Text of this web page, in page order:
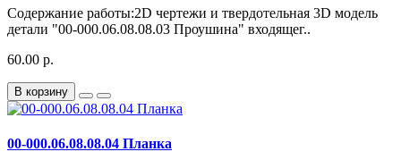
Содержание работы:2D чертежи и твердотельная 3D модель
детали "00-000.06.08.08.03 Проушина" входящег..
60.00 р.
В корзину
00-000.06.08.08.04 Планка